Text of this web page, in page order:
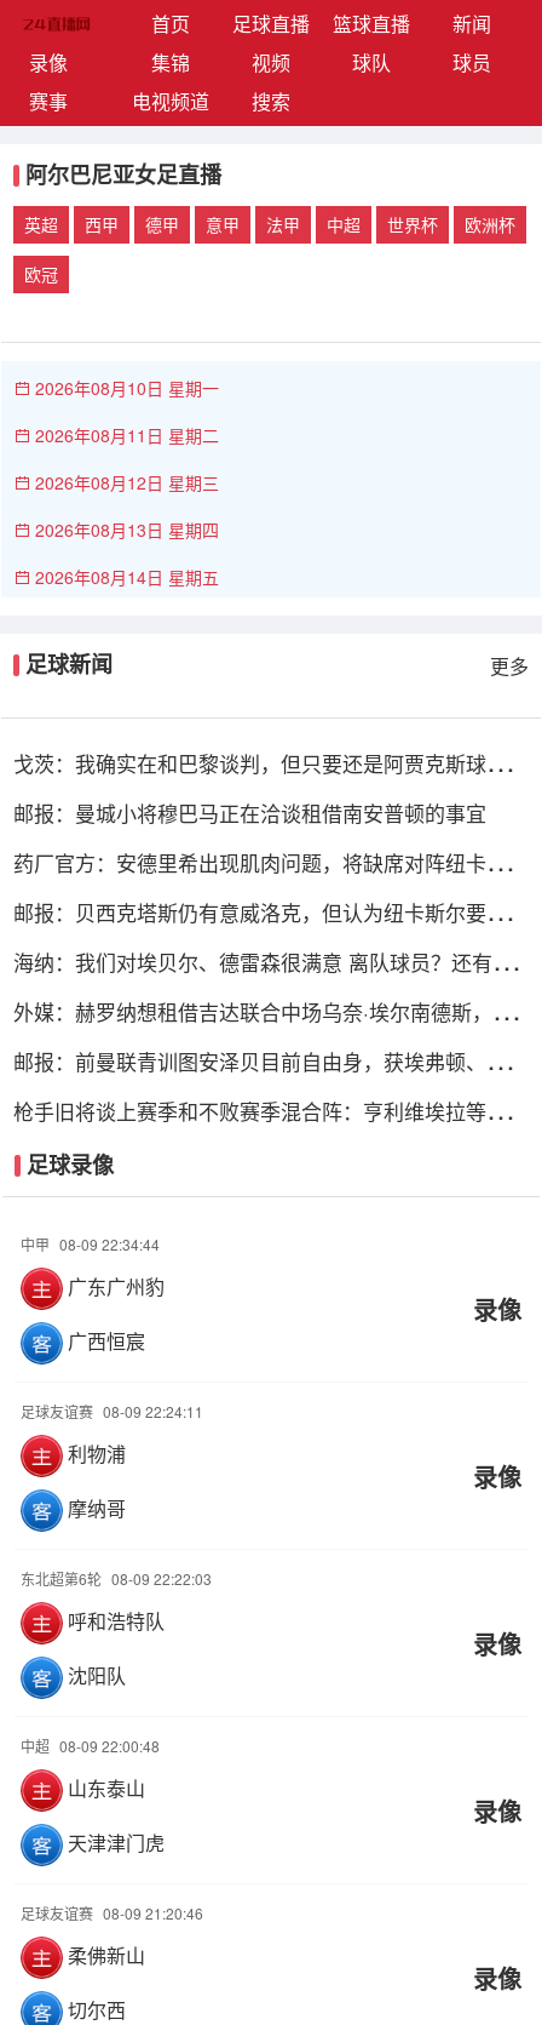
首页(current)足球直播 篮球直播
新闻
录像
集锦 视频 球队
球员
赛事
电视频道 搜索
阿尔巴尼亚女足直播
英超 西甲 德甲 意甲 法甲 中超 世界杯 欧洲杯
欧冠
2026年08月10日 星期一
2026年08月11日 星期二
2026年08月12日 星期三
2026年08月13日 星期四
2026年08月14日 星期五
足球新闻 更多
戈茨：我确实在和巴黎谈判，但只要还是阿贾克斯球员我
邮报：曼城小将穆巴马正在洽谈租借南安普顿的事宜
药厂官方：安德里希出现肌肉问题，将缺席对阵纽卡和森
邮报：贝西克塔斯仍有意威洛克，但认为纽卡斯尔要价过
海纳：我们对埃贝尔、德雷森很满意 离队球员？还有3周
外媒：赫罗纳想租借吉达联合中场乌奈·埃尔南德斯，含
邮报：前曼联青训图安泽贝目前自由身，获埃弗顿、小蜜
枪手旧将谈上赛季和不败赛季混合阵：亨利维埃拉等五人
足球录像
中甲 08-09 22:34:44
广东广州豹
广西恒宸
录像
足球友谊赛 08-09 22:24:11
利物浦
摩纳哥
录像
东北超第6轮 08-09 22:22:03
呼和浩特队
沈阳队
录像
中超 08-09 22:00:48
山东泰山
天津津门虎
录像
足球友谊赛 08-09 21:20:46
柔佛新山
切尔西
录像